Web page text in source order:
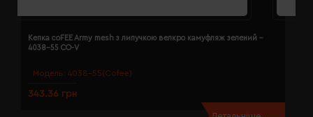
Модель: 4038-55(Cofee)
Кепка coFEE Army mesh з липучкою велкро камуфляж зелений -
4038-55 CO-V
343.36 грн